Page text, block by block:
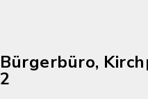
Bürgerbüro,
2